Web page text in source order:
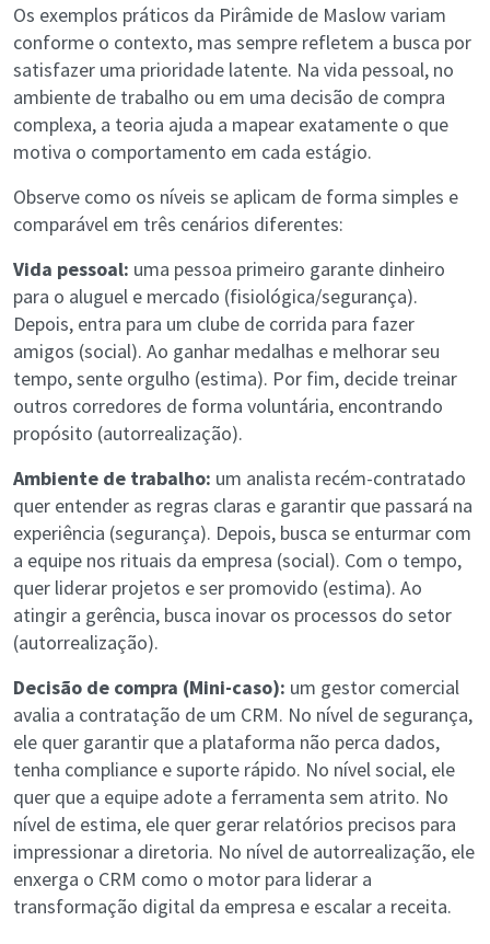
Os exemplos práticos da Pirâmide de Maslow variam
conforme o contexto, mas sempre refletem a busca por
satisfazer uma prioridade latente. Na vida pessoal, no
ambiente de trabalho ou em uma decisão de compra
complexa, a teoria ajuda a mapear exatamente o que
motiva o comportamento em cada estágio.
Observe como os níveis se aplicam de forma simples e
comparável em três cenários diferentes:
Vida pessoal: uma pessoa primeiro garante dinheiro
para o aluguel e mercado (fisiológica/segurança).
Depois, entra para um clube de corrida para fazer
amigos (social). Ao ganhar medalhas e melhorar seu
tempo, sente orgulho (estima). Por fim, decide treinar
outros corredores de forma voluntária, encontrando
propósito (autorrealização).
Ambiente de trabalho: um analista recém-contratado
quer entender as regras claras e garantir que passará na
experiência (segurança). Depois, busca se enturmar com
a equipe nos rituais da empresa (social). Com o tempo,
quer liderar projetos e ser promovido (estima). Ao
atingir a gerência, busca inovar os processos do setor
(autorrealização).
Decisão de compra (Mini-caso): um gestor comercial
avalia a contratação de um CRM. No nível de segurança,
ele quer garantir que a plataforma não perca dados,
tenha compliance e suporte rápido. No nível social, ele
quer que a equipe adote a ferramenta sem atrito. No
nível de estima, ele quer gerar relatórios precisos para
impressionar a diretoria. No nível de autorrealização, ele
enxerga o CRM como o motor para liderar a
transformação digital da empresa e escalar a receita.